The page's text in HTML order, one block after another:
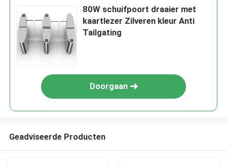
80W schuifpoort draaier met
kaartlezer Zilveren kleur Anti
Tailgating
Doorgaan
Geadviseerde Producten